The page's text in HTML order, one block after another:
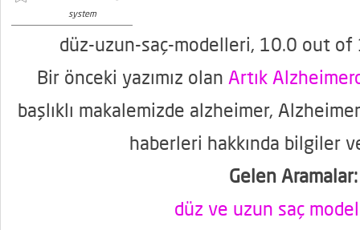
system
düz-uzun-saç-modelleri, 10.0 out of
Bir önceki yazımız olan Artık
başlıklı makalemizde alzheimer,
haberleri hakkında bilgiler
Gelen Aramalar:
düz ve uzun saç